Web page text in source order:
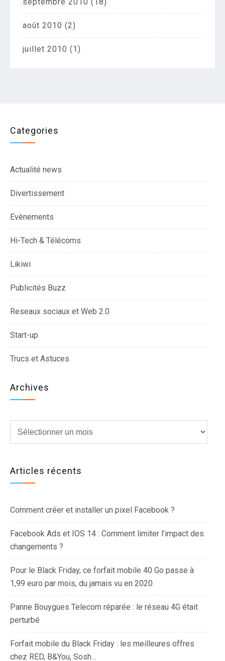
août 2010 (2)
juillet 2010 (1)
Categories
Actualité news
Divertissement
Evènements
Hi-Tech & Télécoms
Likiwi
Publicités Buzz
Reseaux sociaux et Web 2.0
Start-up
Trucs et Astuces
Archives
Articles récents
Comment créer et installer un pixel Facebook ?
Facebook Ads et IOS 14 : Comment limiter l’impact des
changements ?
Pour le Black Friday, ce forfait mobile 40 Go passe à
1,99 euro par mois, du jamais vu en 2020
Panne Bouygues Telecom réparée : le réseau 4G était
perturbé
Forfait mobile du Black Friday : les meilleures offres
chez RED, B&You, Sosh…